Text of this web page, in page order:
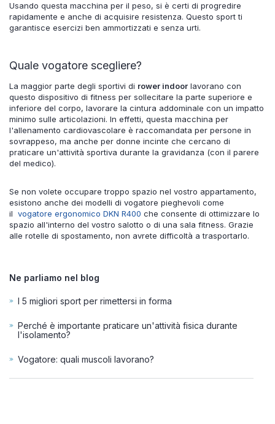
Usando questa macchina per il peso, si è certi di progredire
rapidamente e anche di acquisire resistenza. Questo sport ti
garantisce esercizi ben ammortizzati e senza urti.
Quale vogatore scegliere?
La maggior parte degli sportivi di rower indoor lavorano con
questo dispositivo di fitness per sollecitare la parte superiore e
inferiore del corpo, lavorare la cintura addominale con un impatto
minimo sulle articolazioni. In effetti, questa macchina per
l'allenamento cardiovascolare è raccomandata per persone in
sovrappeso, ma anche per donne incinte che cercano di
praticare un'attività sportiva durante la gravidanza (con il parere
del medico).
Se non volete occupare troppo spazio nel vostro appartamento,
esistono anche dei modelli di vogatore pieghevoli come
il vogatore ergonomico DKN R400 che consente di ottimizzare lo
spazio all'interno del vostro salotto o di una sala fitness. Grazie
alle rotelle di spostamento, non avrete difficoltà a trasportarlo.
Ne parliamo nel blog
I 5 migliori sport per rimettersi in forma
Perché è importante praticare un'attività fisica durante
l'isolamento?
Vogatore: quali muscoli lavorano?